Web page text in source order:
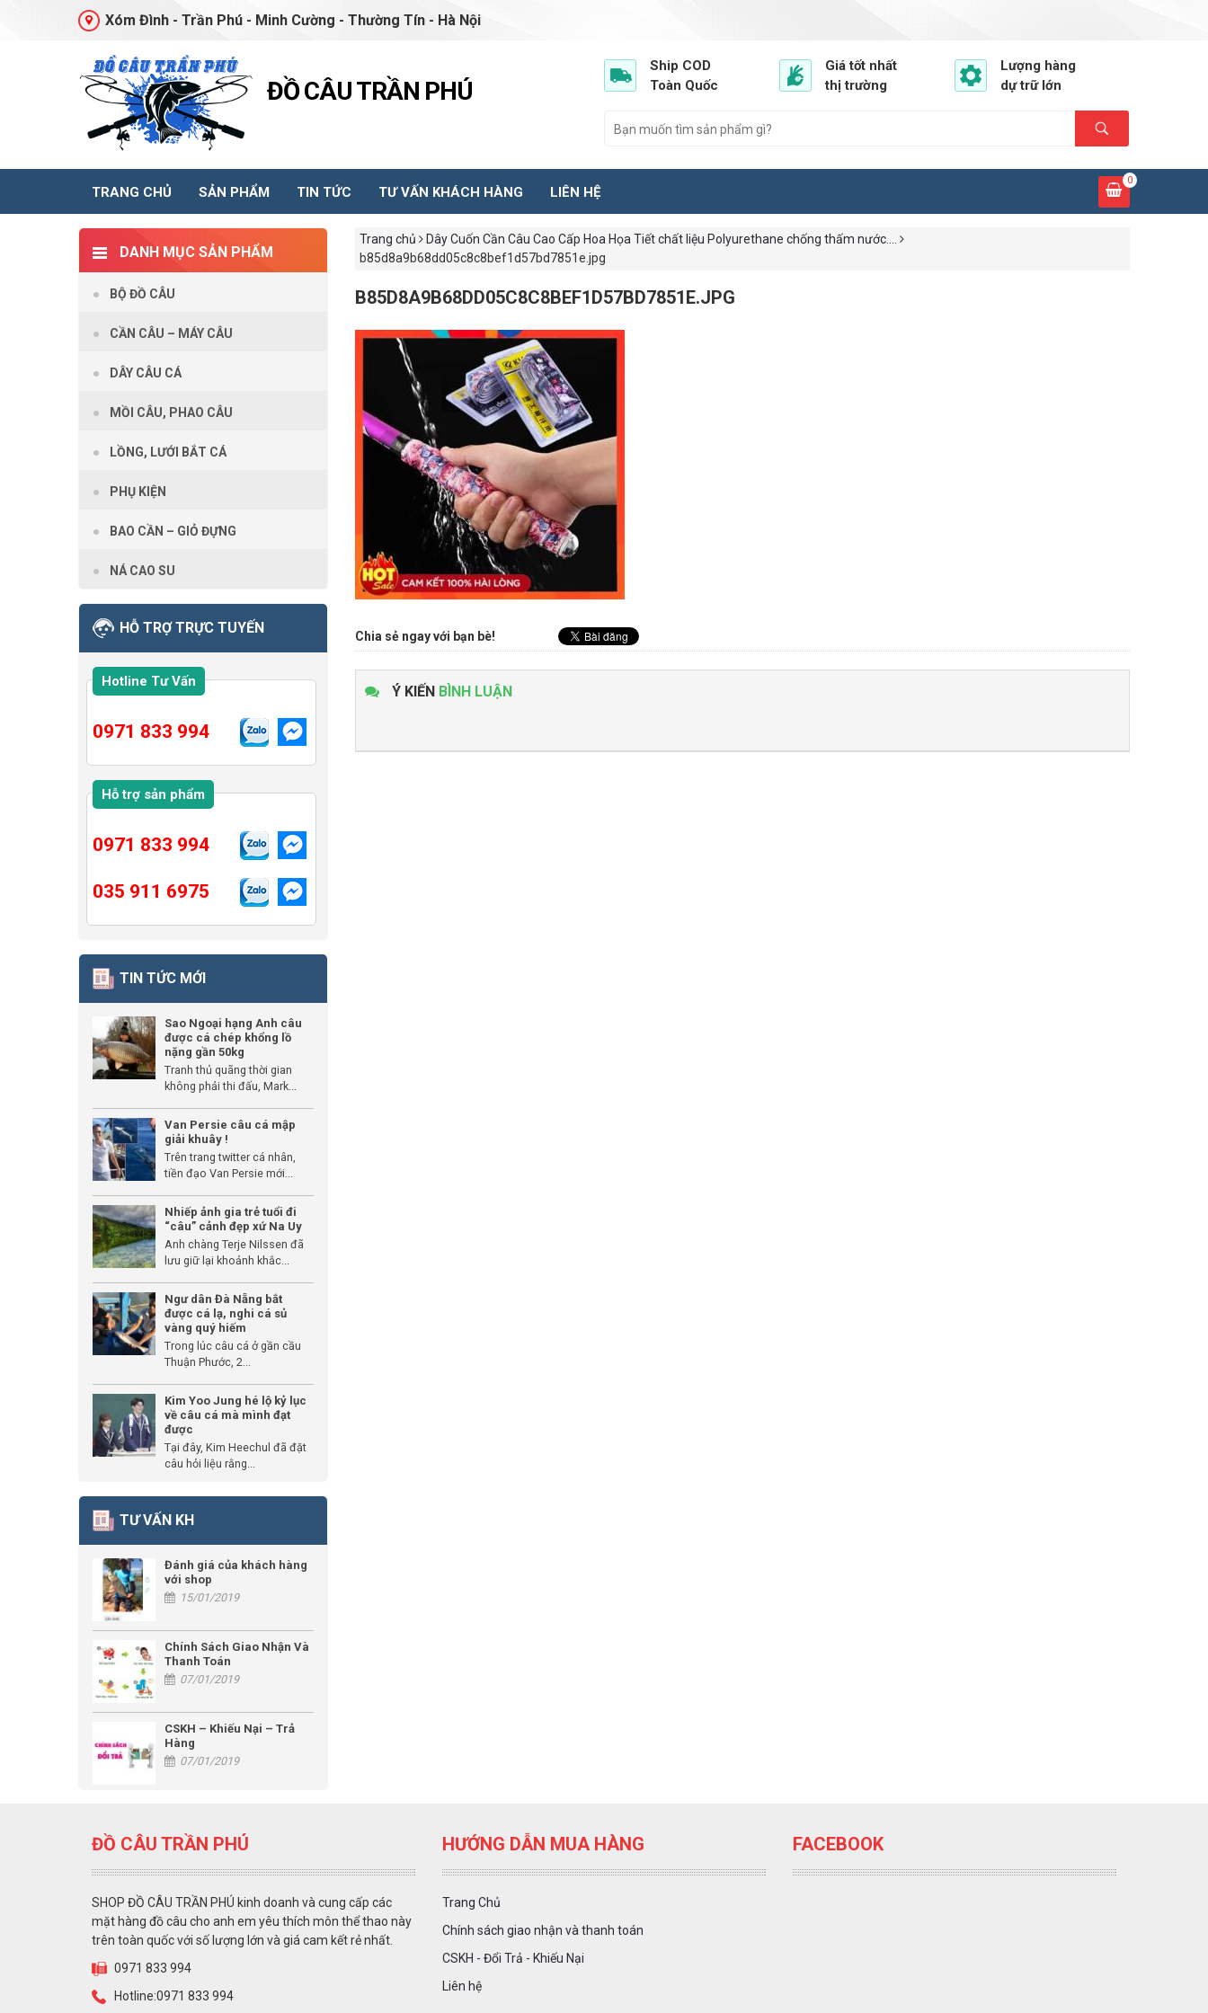
Xóm Đình - Trần Phú - Minh Cường - Thường Tín - Hà Nội
ĐỒ CÂU TRẦN PHÚ
Ship COD
Toàn Quốc
Giá tốt nhất
thị trường
Lượng hàng
dự trữ lớn
TRANG CHỦ SẢN PHẨM TIN TỨC TƯ VẤN KHÁCH HÀNG LIÊN HỆ
0
Trang chủ
Dây Cuốn Cần Câu Cao Cấp Hoa Họa Tiết chất liệu Polyurethane chống thấm nước....
b85d8a9b68dd05c8c8bef1d57bd7851e.jpg
B85D8A9B68DD05C8C8BEF1D57BD7851E.JPG
Chia sẻ ngay với bạn bè!
Ý KIẾN BÌNH LUẬN
DANH MỤC SẢN PHẨM
BỘ ĐỒ CÂU
CẦN CÂU – MÁY CÂU
DÂY CÂU CÁ
MỒI CÂU, PHAO CÂU
LỒNG, LƯỚI BẮT CÁ
PHỤ KIỆN
BAO CẦN – GIỎ ĐỰNG
NÁ CAO SU
HỖ TRỢ TRỰC TUYẾN
Hotline Tư Vấn
0971 833 994
Hỗ trợ sản phẩm
0971 833 994
035 911 6975
TIN TỨC MỚI
Sao Ngoại hạng Anh câu
được cá chép khổng lồ
nặng gần 50kg
Tranh thủ quãng thời gian
không phải thi đấu, Mark...
Van Persie câu cá mập
giải khuây !
Trên trang twitter cá nhân,
tiền đạo Van Persie mới...
Nhiếp ảnh gia trẻ tuổi đi
“câu” cảnh đẹp xứ Na Uy
Anh chàng Terje Nilssen đã
lưu giữ lại khoảnh khắc...
Ngư dân Đà Nẵng bắt
được cá lạ, nghi cá sủ
vàng quý hiếm
Trong lúc câu cá ở gần cầu
Thuận Phước, 2...
Kim Yoo Jung hé lộ kỷ lục
về câu cá mà mình đạt
được
Tại đây, Kim Heechul đã đặt
câu hỏi liệu rằng...
TƯ VẤN KH
Đánh giá của khách hàng
với shop
15/01/2019
Chính Sách Giao Nhận Và
Thanh Toán
07/01/2019
CSKH – Khiếu Nại – Trả
Hàng
07/01/2019
ĐỒ CÂU TRẦN PHÚ
SHOP ĐỒ CÂU TRẦN PHÚ kinh doanh và cung cấp các
mặt hàng đồ câu cho anh em yêu thích môn thể thao này
trên toàn quốc với số lượng lớn và giá cam kết rẻ nhất.
0971 833 994
Hotline:0971 833 994
HƯỚNG DẪN MUA HÀNG
Trang Chủ
Chính sách giao nhận và thanh toán
CSKH - Đổi Trả - Khiếu Nại
Liên hệ
FACEBOOK